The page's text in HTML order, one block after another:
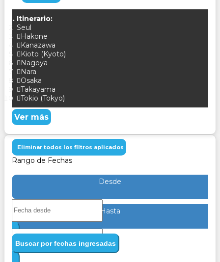
Itinerario:
Seul
Hakone
Kanazawa
Kioto (Kyoto)
Nagoya
Nara
Osaka
Takayama
Tokio (Tokyo)
Ver más
Eliminar todos los filtros aplicados
Rango de Fechas
Desde
Hasta
Buscar por fechas ingresadas